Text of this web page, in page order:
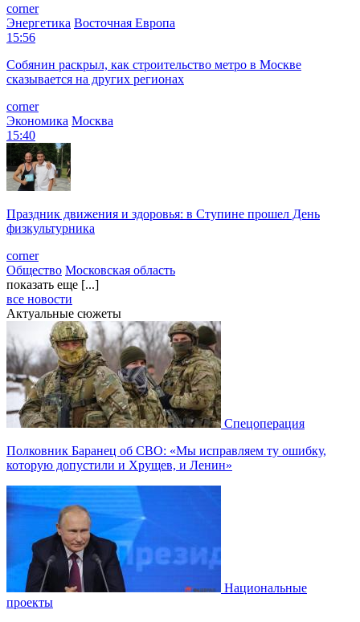
corner
Энергетика Восточная Европа
15:56
Собянин раскрыл, как строительство метро в Москве
сказывается на других регионах
corner
Экономика Москва
15:40
Праздник движения и здоровья: в Ступине прошел День
физкультурника
corner
Общество Московская область
показать еще [...]
все новости
Актуальные сюжеты
Спецоперация
Полковник Баранец об СВО: «Мы исправляем ту ошибку,
которую допустили и Хрущев, и Ленин»
Национальные
проекты